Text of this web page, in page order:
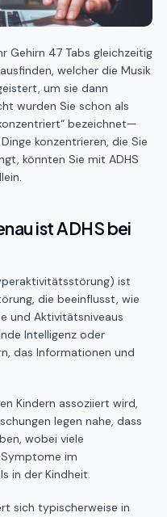
Gehirn 47 Tabs gleichzeitig
welcher die Musik
um sie dann
wurden Sie schon als
bezeichnet—
konzentrieren, die Sie
könnten Sie mit ADHS
ist ADHS bei
ist
die beeinflusst, wie
und Aktivitätsniveaus
Intelligenz oder
das Informationen und
Kindern assoziiert wird,
legen nahe, dass
wobei viele
im
in der Kindheit.
sich typischerweise in